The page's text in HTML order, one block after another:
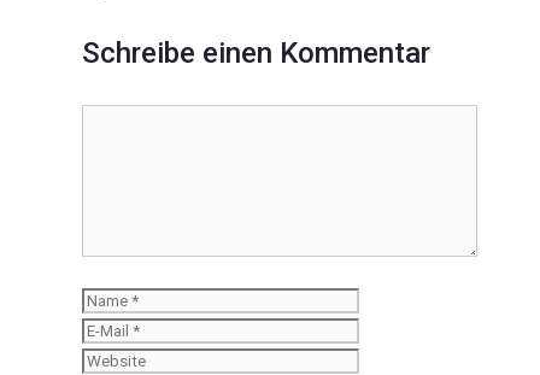
Schreibe einen Kommentar
Name